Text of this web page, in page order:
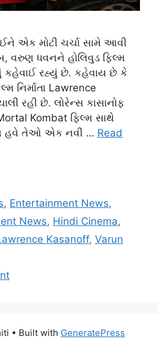
એક મોટી ચર્ચા સામે આવી
વરુણ ધવનને હોલિવુડ ફિલ્મ
કહેવાઈ રહ્યું છે. કહેવાય છે કે
નિર્માતા Lawrence
રહી છે. લોરેન્સ કાસાનોફ
Kombat ફિલ્મ સાથે
હવે તેઓ એક નવી … Read
, Entertainment News,
News, Hindi Cinema,
Kasanoff, Varun
• Built with GeneratePress